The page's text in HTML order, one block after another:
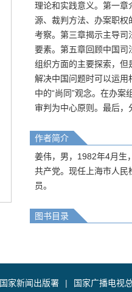
理论和实践意义。第一
源、裁判方法、办案职
考察。第三章揭示主导
要素。第五章回顾中国
组织方面的主要探索，
解决中国问题时可以运用
中的“尚同”观念。在办
审判为中心原则。最后
作者简介
姜伟，男，1982年4月生
共产党。现任上海市人
员。
图书目录
国家新闻出版署 | 国家广播电视